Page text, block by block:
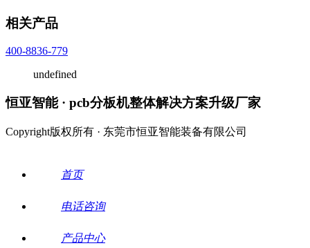
相关产品
400-8836-779
undefined
恒亚智能 · pcb分板机整体解决方案升级厂家
Copyright版权所有 · 东莞市恒亚智能装备有限公司
首页
电话咨询
产品中心